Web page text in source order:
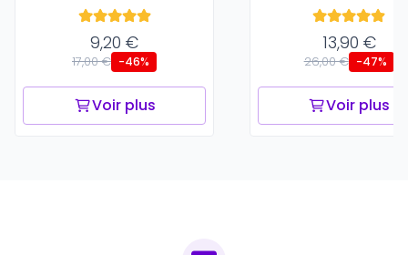
9,20 €
17,00 € -46%
Voir plus
13,90 €
26,00 € -47%
Voir plus